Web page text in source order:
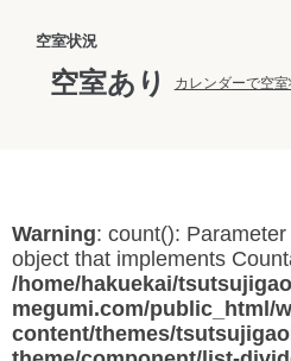
空室状況
空室あり カレンダーで空
Warning: count():
object that implements
/home/hakuekai/
megumi.com/public_html/
content/themes/